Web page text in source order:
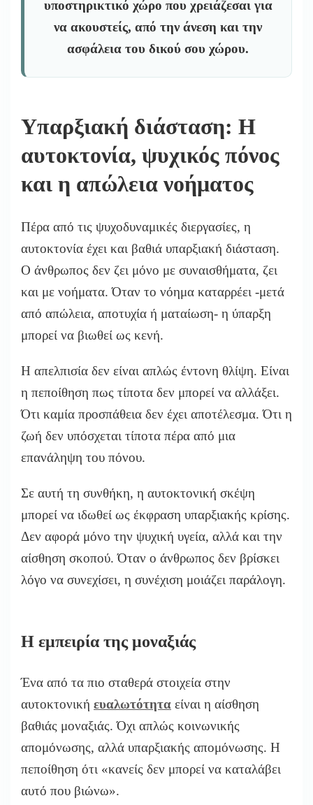
υποστηρικτικό χώρο που χρειάζεσαι για
να ακουστείς, από την άνεση και την
ασφάλεια του δικού σου χώρου.
Υπαρξιακή διάσταση: Η
αυτοκτονία, ψυχικός πόνος
και η απώλεια νοήματος
Πέρα από τις ψυχοδυναμικές διεργασίες, η
αυτοκτονία έχει και βαθιά υπαρξιακή διάσταση.
Ο άνθρωπος δεν ζει μόνο με συναισθήματα, ζει
και με νοήματα. Όταν το νόημα καταρρέει -μετά
από απώλεια, αποτυχία ή ματαίωση- η ύπαρξη
μπορεί να βιωθεί ως κενή.
Η απελπισία δεν είναι απλώς έντονη θλίψη. Είναι
η πεποίθηση πως τίποτα δεν μπορεί να αλλάξει.
Ότι καμία προσπάθεια δεν έχει αποτέλεσμα. Ότι η
ζωή δεν υπόσχεται τίποτα πέρα από μια
επανάληψη του πόνου.
Σε αυτή τη συνθήκη, η αυτοκτονική σκέψη
μπορεί να ιδωθεί ως έκφραση υπαρξιακής κρίσης.
Δεν αφορά μόνο την ψυχική υγεία, αλλά και την
αίσθηση σκοπού. Όταν ο άνθρωπος δεν βρίσκει
λόγο να συνεχίσει, η συνέχιση μοιάζει παράλογη.
Η εμπειρία της μοναξιάς
Ένα από τα πιο σταθερά στοιχεία στην
αυτοκτονική ευαλωτότητα είναι η αίσθηση
βαθιάς μοναξιάς. Όχι απλώς κοινωνικής
απομόνωσης, αλλά υπαρξιακής απομόνωσης. Η
πεποίθηση ότι «κανείς δεν μπορεί να καταλάβει
αυτό που βιώνω».